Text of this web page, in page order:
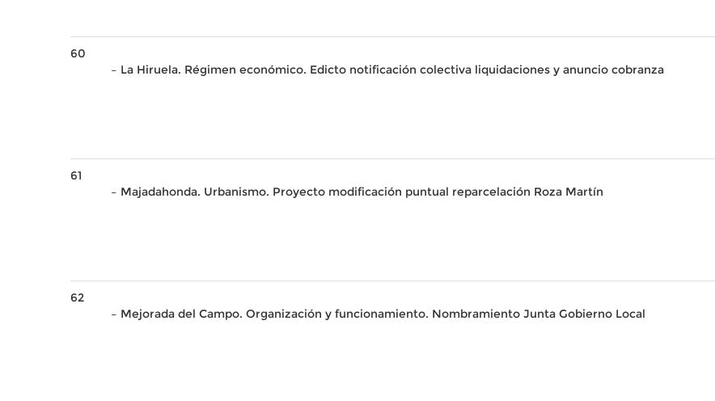
60
– La Hiruela. Régimen económico. Edicto notificación colectiva liquidaciones y anuncio cobranza
61
– Majadahonda. Urbanismo. Proyecto modificación puntual reparcelación Roza Martín
62
– Mejorada del Campo. Organización y funcionamiento. Nombramiento Junta Gobierno Local